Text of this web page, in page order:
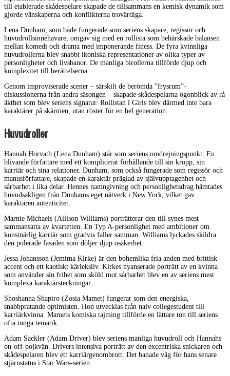
till etablerade skådespelare skapade de tillsammans en kemisk dynamik som
gjorde vänskaperna och konflikterna trovärdiga.
Lena Dunham, som både fungerade som seriens skapare, regissör och
huvudrollsinnehavare, omgav sig med en rollista som behärskade balansen
mellan komedi och drama med imponerande finess. De fyra kvinnliga
huvudrollerna blev snabbt ikoniska representationer av olika typer av
personligheter och livsbanor. De manliga birollerna tillförde djup och
komplexitet till berättelserna.
Genom improviserade scener – särskilt de berömda ”frysrum”-
diskussionerna från andra säsongen – skapade skådespelarna ögonblick av rå
äkthet som blev seriens signatur. Rollistan i Girls blev därmed inte bara
karaktärer på skärmen, utan röster för en hel generation.
Huvudroller
Hannah Horvath (Lena Dunham) står som seriens omdrejningspunkt. En
blivande författare med ett komplicerat förhållande till sin kropp, sin
karriär och sina relationer. Dunham, som också fungerade som regissör och
manusförfattare, skapade en karaktär präglad av självupptagenhet och
sårbarhet i lika delar. Hennes namngivning och personlighetsdrag hämtades
huvudsakligen från Dunhams eget nätverk i New York, vilket gav
karaktären autenticitet.
Marnie Michaels (Allison Williams) porträtterar den till synes mest
sammansatta av kvartetten. En Typ A-personlighet med ambitioner om
konstnärlig karriär som gradvis faller samman. Williams lyckades skildra
den polerade fasaden som döljer djup osäkerhet.
Jessa Johansson (Jemima Kirke) är den bohemlika fria anden med brittisk
accent och ett kaotiskt kärleksliv. Kirkes nyanserade porträtt av en kvinna
som använder sin frihet som sköld mot sårbarhet blev en av seriens mest
komplexa karaktärsteckningar.
Shoshanna Shapiro (Zosia Mamet) fungerar som den energiska,
snabbpratande optimisten. Hon utvecklas från naiv collegestudent till
karriärkvinna. Mamets komiska tajming tillförde en lättare ton till seriens
ofta tunga tematik.
Adam Sackler (Adam Driver) blev seriens manliga huvudroll och Hannahs
on-off-pojkvän. Drivers intensiva porträtt av den excentriska snickaren och
skådespelaren blev ett karriärgenombrott. Det banade väg för hans senare
stjärnstatus i Star Wars-serien.